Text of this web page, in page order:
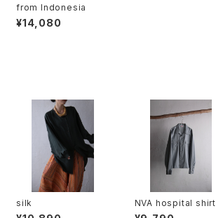
from Indonesia
¥14,080
silk NVA hospital shirt